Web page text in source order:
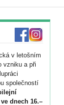
v letošním
vzniku a při
společností
dnech 16.–